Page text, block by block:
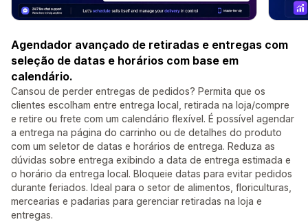
Agendador avançado de retiradas e entregas com
seleção de datas e horários com base em
calendário.
Cansou de perder entregas de pedidos? Permita que os
clientes escolham entre entrega local, retirada na loja/compre
e retire ou frete com um calendário flexível. É possível agendar
a entrega na página do carrinho ou de detalhes do produto
com um seletor de datas e horários de entrega. Reduza as
dúvidas sobre entrega exibindo a data de entrega estimada e
o horário da entrega local. Bloqueie datas para evitar pedidos
durante feriados. Ideal para o setor de alimentos, floriculturas,
mercearias e padarias para gerenciar retiradas na loja e
entregas.